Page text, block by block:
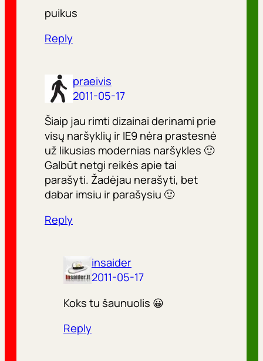
puikus
Reply
praeivis
2011-05-17
Šiaip jau rimti dizainai derinami prie
visų naršyklių ir IE9 nėra prastesnė
už likusias modernias naršykles 🙂
Galbūt netgi reikės apie tai
parašyti. Žadėjau nerašyti, bet
dabar imsiu ir parašysiu 🙂
Reply
insaider
2011-05-17
Koks tu šaunuolis 😀
Reply